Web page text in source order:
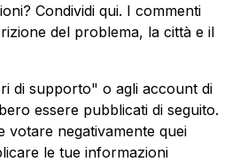
Condividi qui. I commenti
del problema, la città e il
di supporto" o agli account di
essere pubblicati di seguito.
votare negativamente quei
le tue informazioni